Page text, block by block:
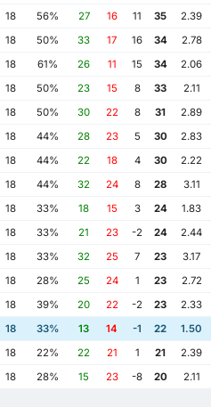
18 56% 27 16 11 35
2.39
18 50% 33 17 16 34
2.78
18 61% 26 11 15 34
2.06
18 50% 23 15 8 33
2.11
18 50% 30 22 8 31
2.89
18 44% 28 23 5 30
2.83
18 44% 22 18 4 30
2.22
18 44% 32 24 8 28
3.11
18 33% 18 15 3 24
1.83
18 33% 21 23 -2 24
2.44
18 33% 32 25 7 23
3.17
18 28% 25 24 1 23
2.72
18 39% 20 22 -2 23
2.33
18 33% 13 14 -1 22
1.50
18 22% 22 21 1 21
2.39
18 28% 15 23 -8 20 2.11